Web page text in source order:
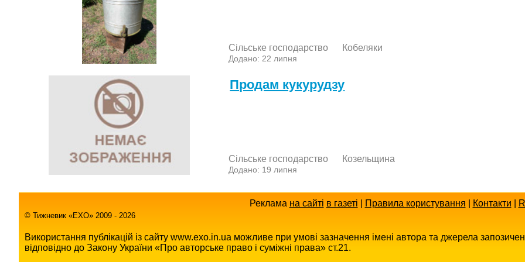
Сільське господарство Кобеляки
Додано: 22 липня
Продам кукурудзу
Сільське господарство Козельщина
Додано: 19 липня
Реклама на сайті в газеті Правила користування Контакти
© Тижневик «EХO» 2009 - 2026
Використання публікацій із сайту www.exo.in.ua можливе при умові зазначення імені автора та джерела
відповідно до Закону України «Про авторське право і суміжні права» ст.21.